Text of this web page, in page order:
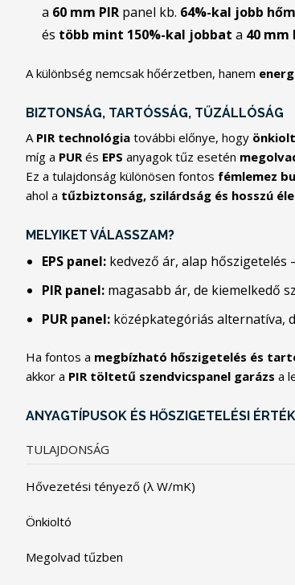
a 60 mm PIR panel kb. 64%-kal jobb
és több mint 150%-kal jobbat a 40 mm
A különbség nemcsak hőérzetben, hanem
BIZTONSÁG, TARTÓSSÁG, TŰZÁLLÓSÁG
A PIR technológia további előnye, hogy
míg a PUR és EPS anyagok tűz esetén
Ez a tulajdonság különösen fontos fémlemez
ahol a tűzbiztonság, szilárdság és hosszú
MELYIKET VÁLASSZAM?
EPS panel: kedvező ár, alap hőszigetelés
PIR panel: magasabb ár, de kiemelkedő
PUR panel: középkategóriás alternatíva,
Ha fontos a megbízható hőszigetelés és
akkor a PIR töltetű szendvicspanel garázs a
ANYAGTÍPUSOK ÉS HŐSZIGETELÉSI
TULAJDONSÁG
Hővezetési tényező (λ W/mK)
Önkioltó
Megolvad tűzben